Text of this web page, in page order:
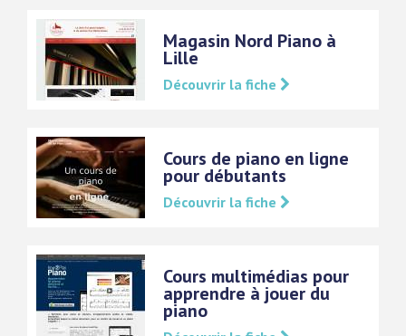
Magasin Nord Piano à
Lille
Découvrir la fiche
Cours de piano en ligne
pour débutants
Découvrir la fiche
Cours multimédias pour
apprendre à jouer du
piano